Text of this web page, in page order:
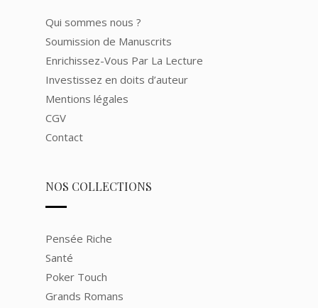
Qui sommes nous ?
Soumission de Manuscrits
Enrichissez-Vous Par La Lecture
Investissez en doits d’auteur
Mentions légales
CGV
Contact
NOS COLLECTIONS
Pensée Riche
Santé
Poker Touch
Grands Romans